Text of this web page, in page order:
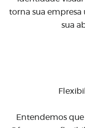
torna sua empresa
sua
Entendemos